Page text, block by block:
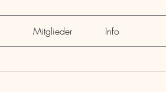
Mitglieder Info